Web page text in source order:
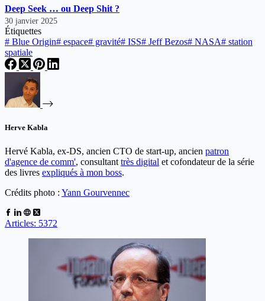
Deep Seek … ou Deep Shit ?
30 janvier 2025
Étiquettes
# Blue Origin# espace# gravité# ISS# Jeff Bezos# NASA# station
spatiale
Herve Kabla
Hervé Kabla, ex-DS, ancien CTO de start-up, ancien patron
d'agence de comm', consultant très digital et cofondateur de la série
des livres expliqués à mon boss.
Crédits photo : Yann Gourvennec
Articles: 5372